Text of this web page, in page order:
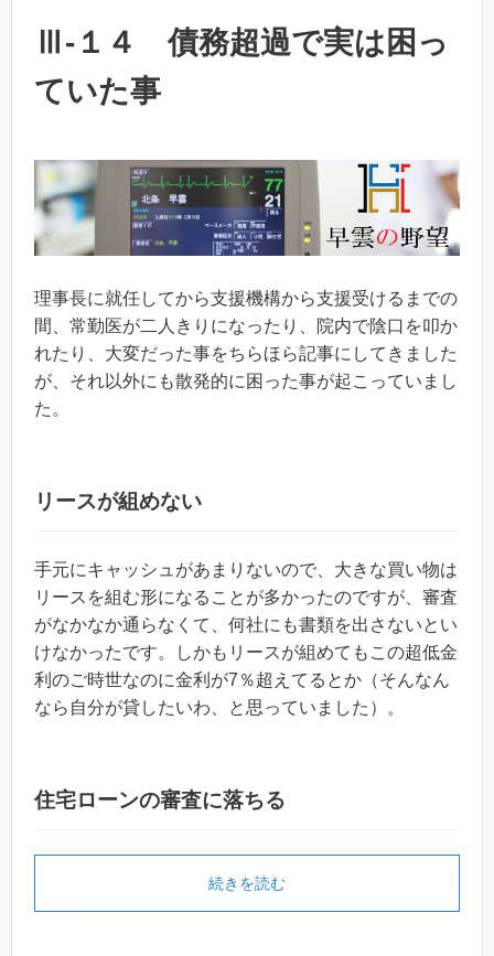
Ⅲ-１４ 債務超過で実は困っ
ていた事
理事長に就任してから支援機構から支援受けるまでの
間、常勤医が二人きりになったり、院内で陰口を叩か
れたり、大変だった事をちらほら記事にしてきました
が、それ以外にも散発的に困った事が起こっていまし
た。
リースが組めない
手元にキャッシュがあまりないので、大きな買い物は
リースを組む形になることが多かったのですが、審査
がなかなか通らなくて、何社にも書類を出さないとい
けなかったです。しかもリースが組めてもこの超低金
利のご時世なのに金利が7％超えてるとか（そんなん
なら自分が貸したいわ、と思っていました）。
住宅ローンの審査に落ちる
続きを読む